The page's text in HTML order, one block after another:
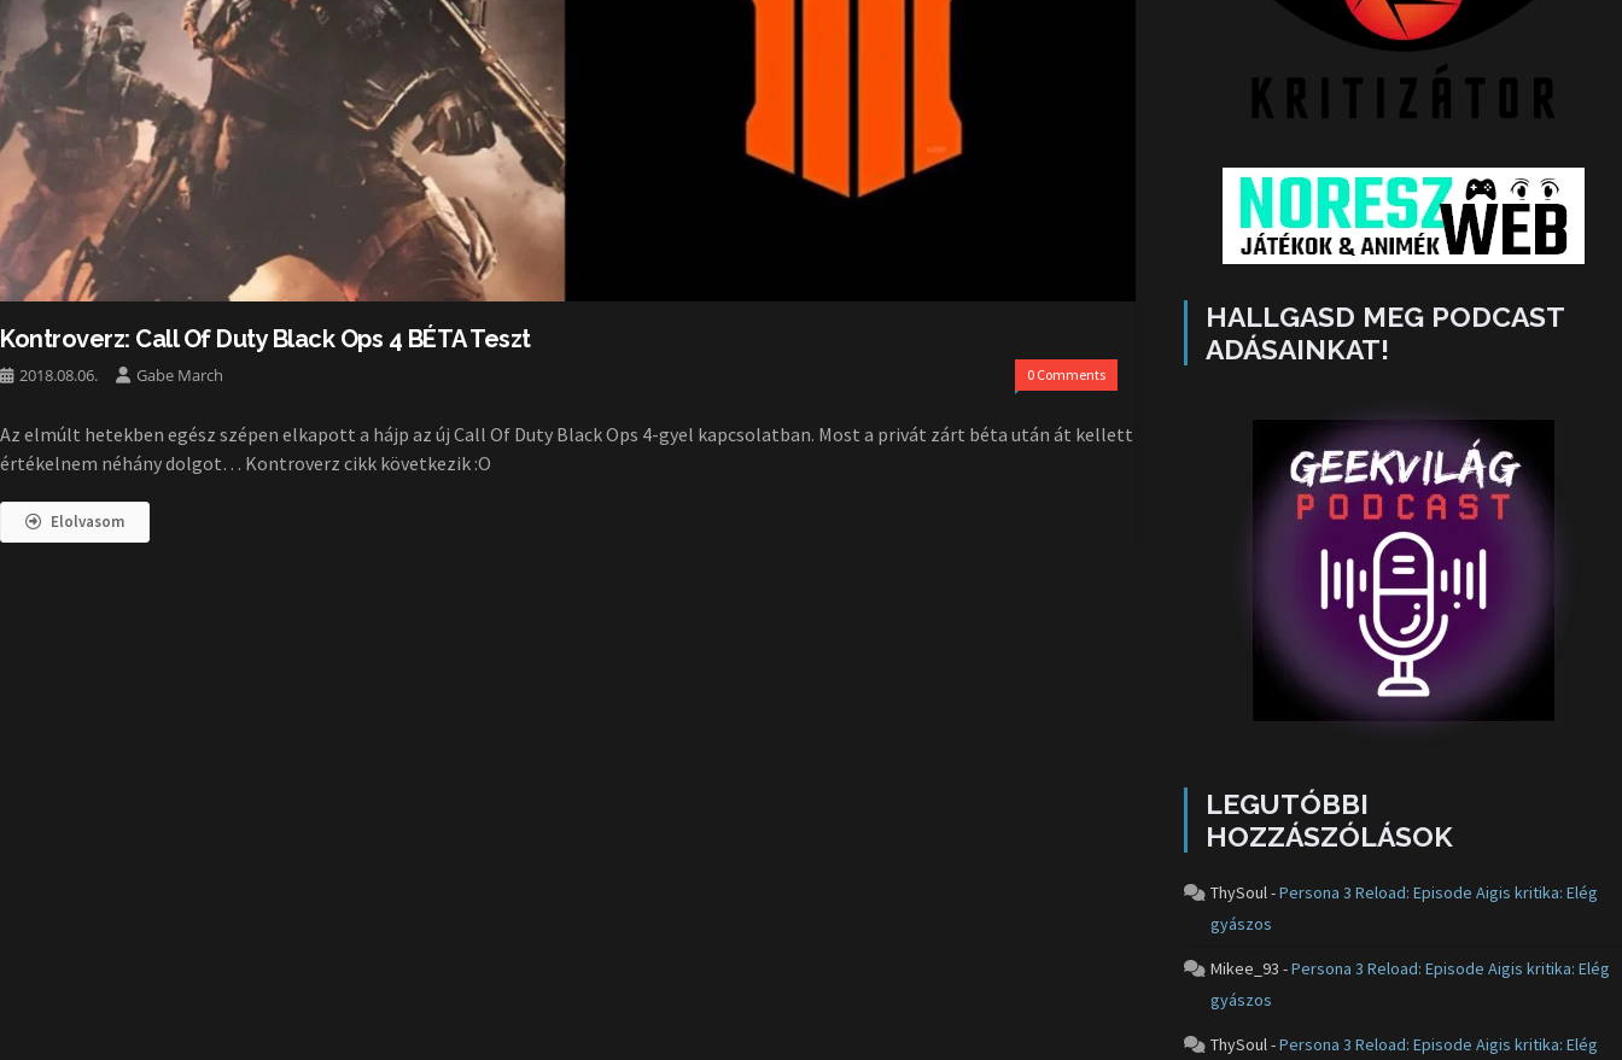
Kontroverz: Call Of Duty Black Ops 4 BÉTA Teszt
2018.08.06. Gabe March 0 Comments
Az elmúlt hetekben egész szépen elkapott a hájp az új Call Of Duty Black Ops 4-gyel kapcsolatban. Most a privát zárt béta után át kellett
értékelnem néhány dolgot… Kontroverz cikk következik :O
Elolvasom
HALLGASD MEG PODCAST
ADÁSAINKAT!
LEGUTÓBBI
HOZZÁSZÓLÁSOK
ThySoul-Persona 3 Reload: Episode Aigis kritika: Elég
gyászos
Mikee_93 -Persona 3 Reload: Episode Aigis kritika: Elég
gyászos
ThySoul-Persona 3 Reload: Episode Aigis kritika: Elég